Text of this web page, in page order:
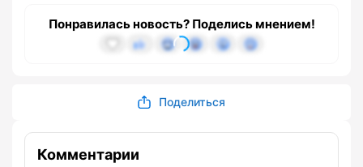
Понравилась новость? Поделись мнением!
Поделиться
Комментарии